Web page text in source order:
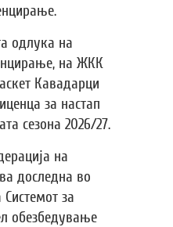
одлука на
на ЖКК
Кавадарци
за настап
сезона 2026/27.
на
доследна во
за
обезбедување